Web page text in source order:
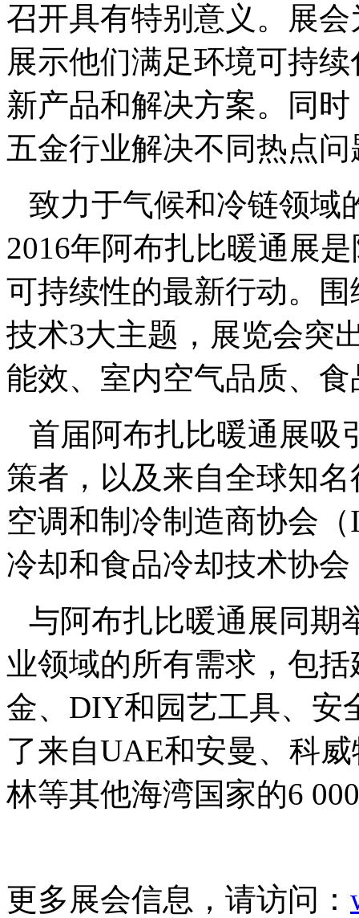
召开具有特别意义。展
展示他们满足环境可持
新产品和解决方案。同
五金行业解决不同热点
致力于气候和冷链领域
2016年阿布扎比暖通展
可持续性的最新行动。
技术3大主题，展览会突
能效、室内空气品质、
首届阿布扎比暖通展吸
策者，以及来自全球知
空调和制冷制造商协会
冷却和食品冷却技术协会
与阿布扎比暖通展同期
业领域的所有需求，包
金、DIY和园艺工具、安
了来自UAE和安曼、科
林等其他海湾国家的6
更多展会信息，请访问：